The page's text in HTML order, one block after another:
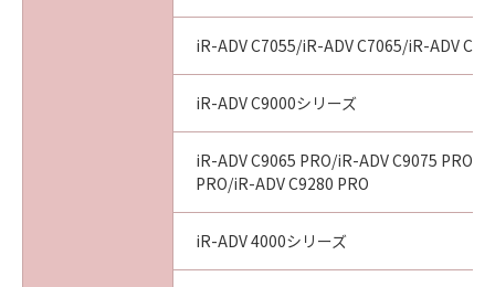
EXCLUSIVE STATEMENT OF AGREEMENT
BETWEEN YOU AND CANON CONCERNING
SUPERSEDES ALL PROPOSALS OR PRIOR
AGREEMENTS, VERBAL OR WRITTEN, AND
ANY OTHER COMMUNICATIONS BETWEEN
YOU AND CANON RELATING TO THE
SUBJECT MATTER HEREOF. NO AMENDMENT
TO THIS AGREEMENT SHALL BE EFFECTIVE
UNLESS SIGNED BY A DULY AUTHORISED
iR-ADV C7055/iR-ADV C7065/iR-ADV
iR-ADV C9000シリーズ
iR-ADV C9065 PRO/iR-ADV C9075 PRO/
PRO/iR-ADV C9280 PRO
iR-ADV 4000シリーズ